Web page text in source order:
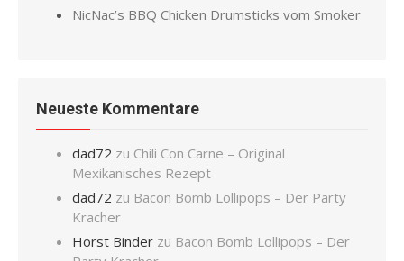
NicNac’s BBQ Chicken Drumsticks vom Smoker
Neueste Kommentare
dad72 zu Chili Con Carne – Original
Mexikanisches Rezept
dad72 zu Bacon Bomb Lollipops – Der Party
Kracher
Horst Binder zu Bacon Bomb Lollipops – Der